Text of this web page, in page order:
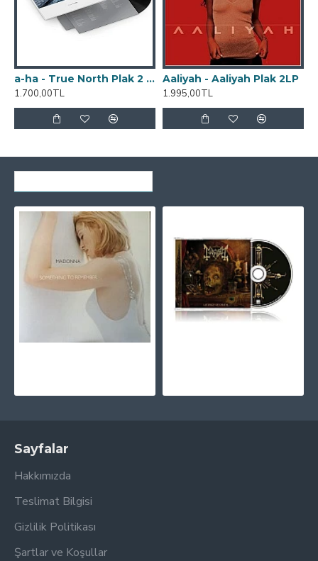
a-ha - True North Plak 2 LP 45 rpm
1.700,00TL
Aaliyah - Aaliyah Plak 2LP
1.995,00TL
Sayfalar
Hakkımızda
Teslimat Bilgisi
Gizlilik Politikası
Şartlar ve Koşullar